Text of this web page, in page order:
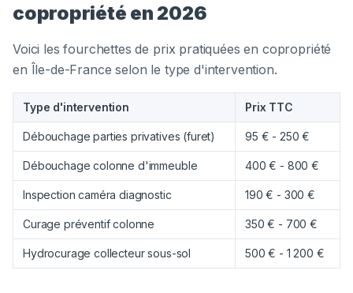
copropriété en 2026
Voici les fourchettes de prix pratiquées en copropriété
en Île-de-France selon le type d'intervention.
Type d'intervention Prix TTC
Débouchage parties privatives (furet) 95 € - 250 €
Débouchage colonne d'immeuble 400 € - 800 €
Inspection caméra diagnostic 190 € - 300 €
Curage préventif colonne 350 € - 700 €
Hydrocurage collecteur sous-sol 500 € - 1 200 €